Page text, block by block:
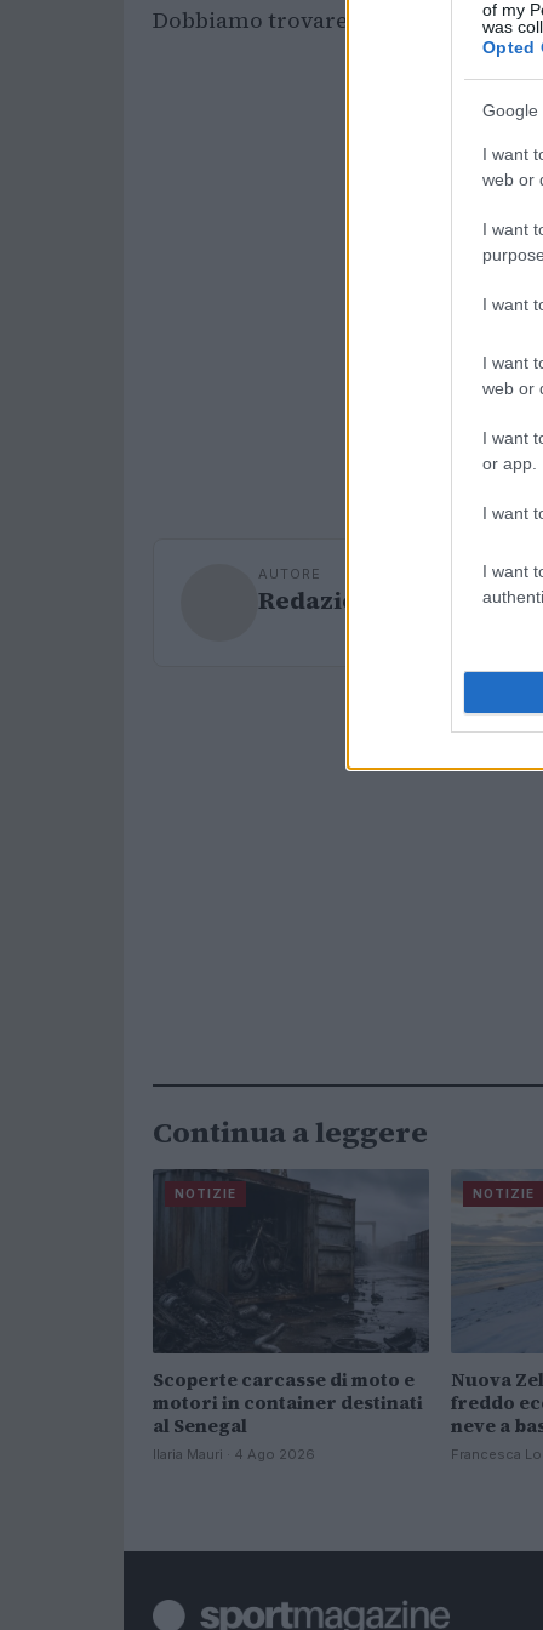
of my
was
Opted
Google
I want
web or
I want
I want
I want
web or
I want
or app.
I want
I want
Dobbiamo trovare il modo di non
AUTORE
Redazione Sport
Continua a leggere
NOTIZIE
Scoperte carcasse di moto e
motori in container destinati
al Senegal
Ilaria Mauri · 4 Ago 2026
NOTIZIE
Nuova
freddo
neve a
Francesca